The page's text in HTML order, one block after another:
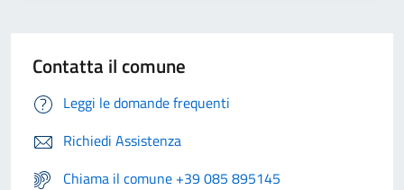
Contatta il comune
Leggi le domande frequenti
Richiedi Assistenza
Chiama il comune +39 085 895145